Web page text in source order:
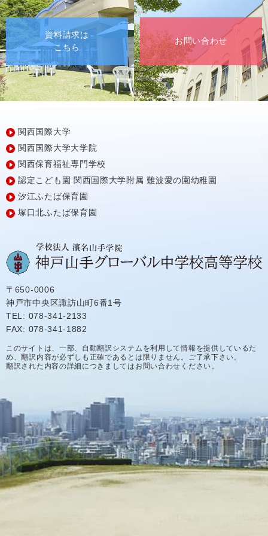
資料請求は
こちら
お問い合わせ
関西国際大学
関西国際大学大学院
関西保育福祉専門学校
認定こども園 関西国際大学附属 難波愛の園幼稚園
汐江ふたば保育園
塚口北ふたば保育園
〒650-0006
神戸市中央区諏訪山町6番1号
TEL: 078-341-2133
FAX: 078-341-1882
このサイトは、一部、自動翻訳システムを利用して情報を提供しているた
め、翻訳内容が必ずしも正確であるとは限りません。ご了承下さい。
翻訳された内容の詳細につきましてはお問い合わせください。